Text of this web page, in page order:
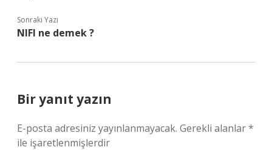
Sonraki Yazı
NIFI ne demek ?
Bir yanıt yazın
E-posta adresiniz yayınlanmayacak. Gerekli alanlar*
ile işaretlenmişlerdir